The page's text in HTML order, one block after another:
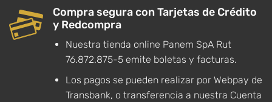
Compra segura con Tarjetas de Crédito
y Redcompra
Nuestra tienda online Panem SpA Rut
76.872.875-5 emite boletas y facturas.
Los pagos se pueden realizar por Webpay de
Transbank, o transferencia a nuestra Cuenta